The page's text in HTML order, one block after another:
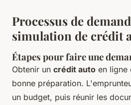
Processus de
simulation de crédit
Étapes pour faire une
Obtenir un crédit auto en ligne
bonne préparation.
un budget, puis réunir les